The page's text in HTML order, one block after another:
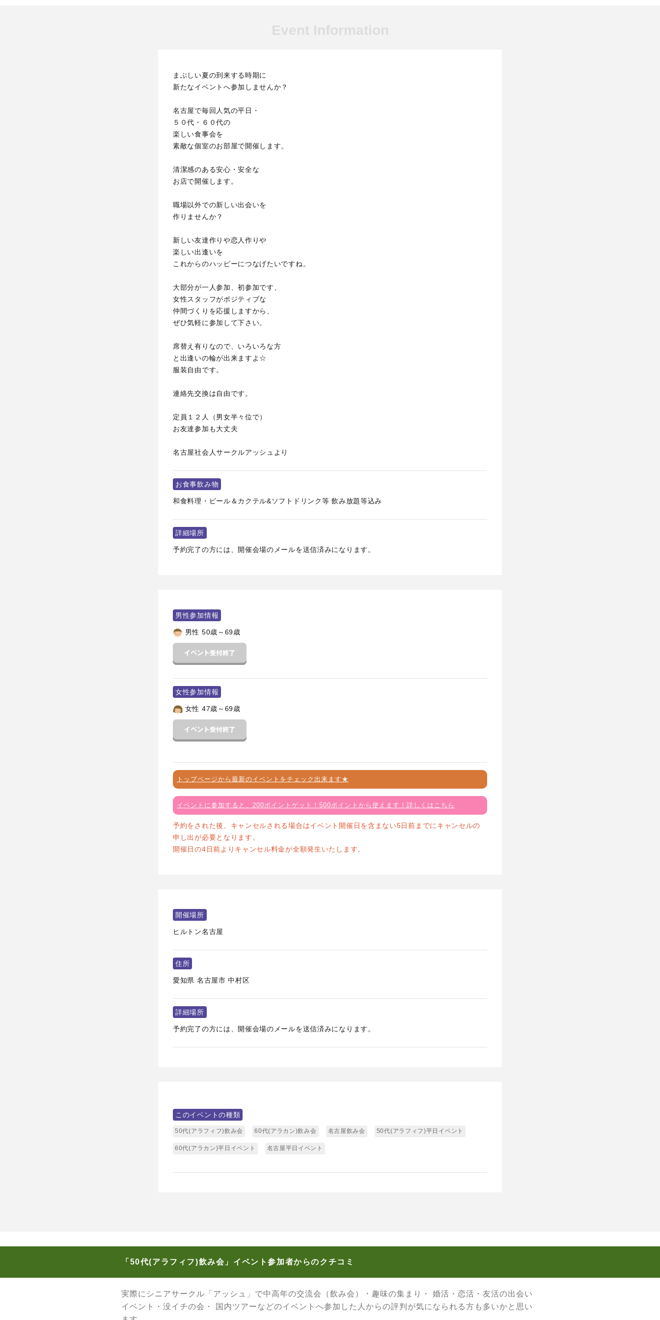
まぶしい夏の到来する時期に
新たなイベントへ参加しませんか？
名古屋で毎回人気の平日・
５０代・６０代の
楽しい食事会を
素敵な個室のお部屋で開催します。
清潔感のある安心・安全な
お店で開催します。
職場以外での新しい出会いを
作りませんか？
新しい友達作りや恋人作りや
楽しい出逢いを
これからのハッピーにつなげたいですね。
大部分が一人参加、初参加です、
女性スタッフがポジティブな
仲間づくりを応援しますから、
ぜひ気軽に参加して下さい。
席替え有りなので、いろいろな方
と出逢いの輪が出来ますよ☆
服装自由です。
連絡先交換は自由です。
定員１２人（男女半々位で）
お友達参加も大丈夫
名古屋社会人サークルアッシュより
お食事飲み物
和食料理・ビール＆カクテル&ソフトドリンク等 飲み放題等込み
詳細場所
予約完了の方には、開催会場のメールを送信済みになります。
男性参加情報
男性 50歳～69歳
女性参加情報
女性 47歳～69歳
トップページから最新のイベントをチェック出来ます★
イベントに参加すると、200ポイントゲット！500ポイントから使えます！詳しくはこちら
予約をされた後、キャンセルされる場合はイベント開催日を含まない5日前までにキャンセルの
申し出が必要となります。
開催日の4日前よりキャンセル料金が全額発生いたします。
開催場所
ヒルトン名古屋
住所
愛知県 名古屋市 中村区
詳細場所
予約完了の方には、開催会場のメールを送信済みになります。
このイベントの種類
50代(アラフィフ)飲み会 60代(アラカン)飲み会 名古屋飲み会 50代(アラフィフ)平日イベント
60代(アラカン)平日イベント 名古屋平日イベント
「50代(アラフィフ)飲み会」イベント参加者からのクチコミ
実際にシニアサークル「アッシュ」で中高年の交流会（飲み会）・趣味の集まり・ 婚活・恋活・友活の出会い
イベント・没イチの会・ 国内ツアーなどのイベントへ参加した人からの評判が気になられる方も多いかと思い